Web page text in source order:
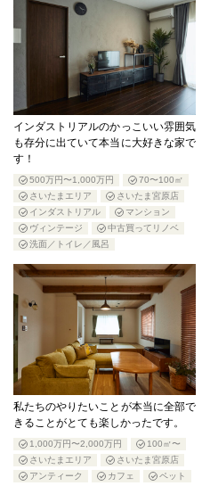
インダストリアルのかっこいい雰囲気
も存分に出ていて本当に大好きな家で
す！
500万円〜1,000万円
70〜100㎡
さいたまエリア
さいたま宮原店
インダストリアル
マンション
ヴィンテージ
中古買ってリノベ
洗面／トイレ／風呂
私たちのやりたいことが本当に全部で
きることがとても楽しかったです。
1,000万円〜2,000万円
100㎡〜
さいたまエリア
さいたま宮原店
アンティーク
カフェ
ペット